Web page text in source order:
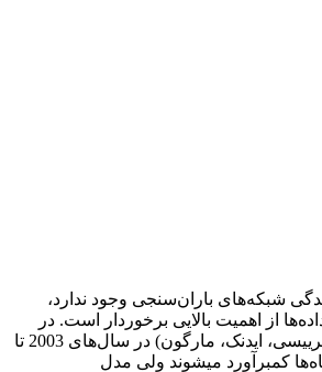
شبکه‌های باران‌سنجی وجود ندارد،
از اهمیت بالایی برخوردار است. در
این مطالعه از داده‌های باران دو مجموعه داده بارش ماهواره‌ای PERSIANN-CDR و PERSIANN-CCS در بالا دست سد مارون (ایستگاه‌های باران‌سنجی دهنو، قلعه­رییسی، ایدنک، مارگون) در سال‌های 2003 تا
کم­برآورد می­شوند ولی مدل